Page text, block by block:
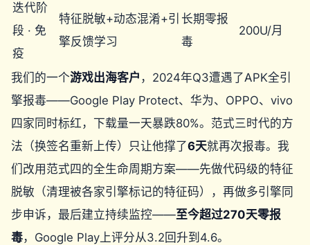
迭代阶
段 · 免
疫
特征脱敏+动态混淆+引
擎反馈学习
长期零报
毒
200U/月
我们的一个游戏出海客户 ，2024年Q3遭遇了APK全引
擎报毒——Google Play Protect、华为、OPPO、vivo
四家同时标红，下载量一天暴跌80%。范式三时代的方
法（换签名重新上传）只让他撑了6天就再次报毒。我
们改用范式四的全生命周期方案——先做代码级的特征
脱敏（清理被各家引擎标记的特征码），再做多引擎同
步申诉，最后建立持续监控——至今超过270天零报
毒，Google Play上评分从3.2回升到4.6。